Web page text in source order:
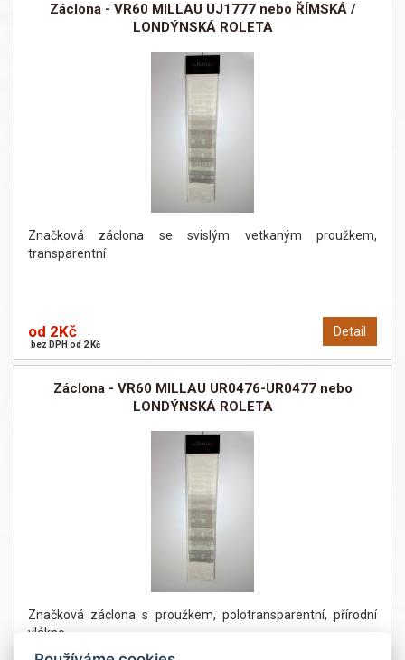
Záclona - VR60 MILLAU UJ1777 nebo ŘÍMSKÁ /
LONDÝNSKÁ ROLETA
Značková záclona se svislým vetkaným proužkem,
transparentní
Detail
od 2Kč
bez DPH od 2 Kč
Záclona - VR60 MILLAU UR0476-UR0477 nebo
LONDÝNSKÁ ROLETA
Značková záclona s proužkem, polotransparentní, přírodní
vlákno